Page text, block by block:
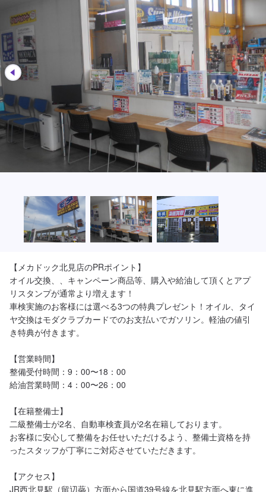
【メカドック北見店のPRポイント】
オイル交換、、キャンペーン商品等、購入や給油して頂くとアプ
リスタンプが通常より増えます！
車検実施のお客様には選べる3つの特典プレゼント！オイル、タイ
ヤ交換はモダクラブカードでのお支払いでガソリン。軽油の値引
き特典が付きます。
【営業時間】
整備受付時間：9：00〜18：00
給油営業時間：4：00〜26：00
【在籍整備士】
二級整備士が2名、自動車検査員が2名在籍しております。
お客様に安心して整備をお任せいただけるよう、整備士資格を持
ったスタッフが丁寧にご対応させていただきます。
【アクセス】
JR西北見駅（留辺蘂）方面から国道39号線を北見駅方面へ東に進